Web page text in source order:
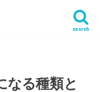
search
なる種類と